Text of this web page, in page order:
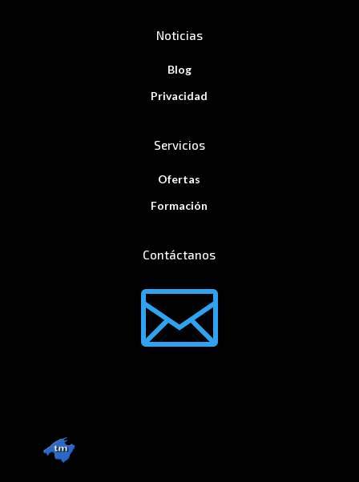
Noticias
Blog
Privacidad
Servicios
Ofertas
Formación
Contáctanos
